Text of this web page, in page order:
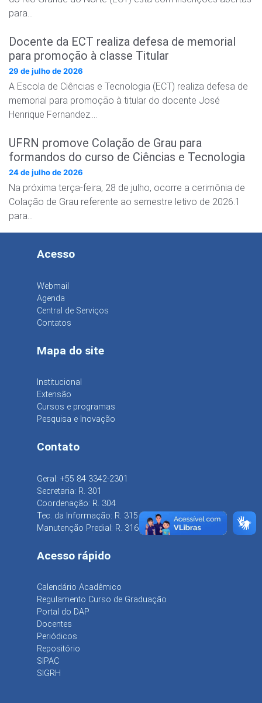
para…
Docente da ECT realiza defesa de memorial
para promoção à classe Titular
29 de julho de 2026
A Escola de Ciências e Tecnologia (ECT) realiza defesa de
memorial para promoção à titular do docente José
Henrique Fernandez….
UFRN promove Colação de Grau para
formandos do curso de Ciências e Tecnologia
24 de julho de 2026
Na próxima terça-feira, 28 de julho, ocorre a cerimônia de
Colação de Grau referente ao semestre letivo de 2026.1
para…
Acesso
Webmail
Agenda
Central de Serviços
Contatos
Mapa do site
Institucional
Extensão
Cursos e programas
Pesquisa e Inovação
Contato
Geral: +55 84 3342-2301
Secretaria: R. 301
Coordenação: R. 304
Tec. da Informação: R. 315
Manutenção Predial: R. 316
Acesso rápido
Calendário Acadêmico
Regulamento Curso de Graduação
Portal do DAP
Docentes
Periódicos
Repositório
SIPAC
SIGRH